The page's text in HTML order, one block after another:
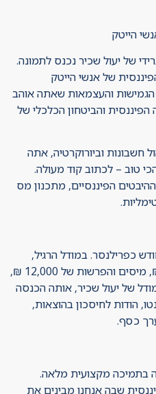
הייטק
של יעול שכיר נכנס לתמונה.
של אנשי הייטק
והעצמאות שאתה אוהב
והביטחון הכלכלי של
חשבונות וביורוקרטיה, אתה
טוב – לכתוב קוד מעולה.
הפיננסיים, מתכנון מס
מרוויח 30,000 ₪ בחודש כפרילנסר. במודל הרגיל,
אחרי הוצאות תפעול של 3,000 ₪, מיסים והפרשות של 12,000 ₪,
₪ נטו. במודל של יעול שכיר, אותה הכנסה
להפוך ל-23,000 ₪ נטו, הודות לחיסכון בהוצאות,
כסף.
בתמיכה מקצועית מלאה.
שבה אנחנו מבינים את